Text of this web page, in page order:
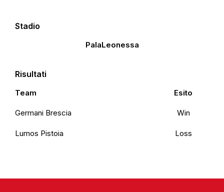
Stadio
PalaLeonessa
Risultati
Team Esito
Germani Brescia Win
Lumos Pistoia Loss